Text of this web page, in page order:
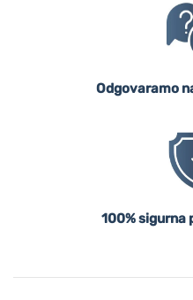
Odgovaramo
100% sigurna